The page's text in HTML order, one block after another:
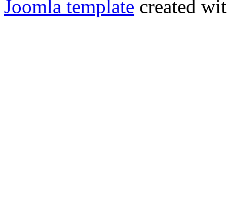
Joomla template created